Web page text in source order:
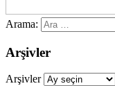
Arama:
Arşivler
Arşivler